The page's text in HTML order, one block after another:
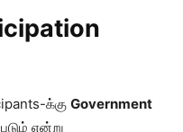
க்கு Government
என்று